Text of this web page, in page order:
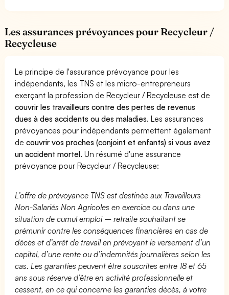
Les assurances prévoyances pour Recycleur /
Recycleuse
Le principe de l'assurance prévoyance pour les
indépendants, les TNS et les micro-entrepreneurs
exerçant la profession de Recycleur / Recycleuse est de
couvrir les travailleurs contre des pertes de revenus
dues à des accidents ou des maladies. Les assurances
prévoyances pour indépendants permettent également
decouvrir vos proches (conjoint et enfants) si vous avez
un accident mortel. Un résumé d'une assurance
prévoyance pour Recycleur / Recycleuse:
L’offre de prévoyance TNS est destinée aux Travailleurs
Non-Salariés Non Agricoles en exercice ou dans une
situation de cumul emploi – retraite souhaitant se
prémunir contre les conséquences financières en cas de
décès et d’arrêt de travail en prévoyant le versement d’un
capital, d’une rente ou d’indemnités journalières selon les
cas. Les garanties peuvent être souscrites entre 18 et 65
ans sous réserve d’être en activité professionnelle et
cessent, en ce qui concerne les garanties décès, à votre